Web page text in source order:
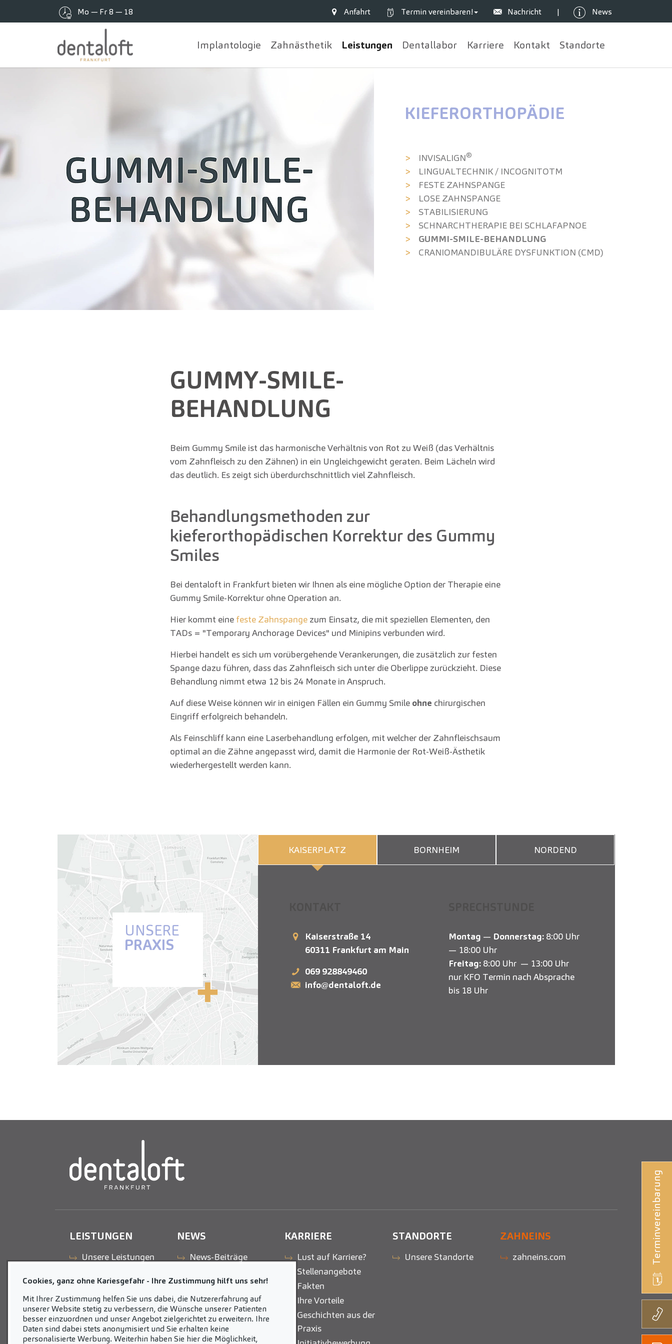
Zum Hauptinhalt springen
Mo — Fr 8 — 18 Anfahrt Terminvereinbaren! Nachricht | News
Implantologie Zahn­ästhetik Leistungen Dentallabor Karriere Kontakt Standorte
KIEFER­ORTHOPÄDIE
INVISALIGN®
LINGUAL­TECHNIK / INCOGNITOTM
FESTE ZAHNSPANGE
LOSE ZAHNSPANGE
STABILISIERUNG
SCHNARCH­THERAPIE BEI SCHLAFAPNOE
GUMMI-SMILE-BEHANDLUNG
CRANIO­MANDIBULÄRE DYSFUNKTION (CMD)
GUMMY-SMILE-
BEHANDLUNG
Beim Gummy Smile ist das harmonische Verhältnis von Rot zu Weiß (das Verhältnis
vom Zahnfleisch zu den Zähnen) in ein Ungleichgewicht geraten. Beim Lächeln wird
das deutlich. Es zeigt sich überdurchschnittlich viel Zahnfleisch.
Behandlungsmethoden zur
kieferorthopädischen Korrektur des Gummy
Smiles
Bei dentaloft in Frankfurt bieten wir Ihnen als eine mögliche Option der Therapie eine
Gummy Smile-Korrektur ohne Operation an.
Hier kommt eine feste Zahnspangezum Einsatz, die mit speziellen Elementen, den
TADs = "Temporary Anchorage Devices" und Minipins verbunden wird.
Hierbei handelt es sich um vorübergehende Verankerungen, die zusätzlich zur festen
Spange dazu führen, dass das Zahnfleisch sich unter die Oberlippe zurückzieht. Diese
Behandlung nimmt etwa 12 bis 24 Monate in Anspruch.
Auf diese Weise können wir in einigen Fällen ein Gummy Smile ohne chirurgischen
Eingriff erfolgreich behandeln.
Als Feinschliff kann eine Laserbehandlung erfolgen, mit welcher der Zahnfleischsaum
optimal an die Zähne angepasst wird, damit die Harmonie der Rot-Weiß-Ästhetik
wiederhergestellt werden kann.
UNSERE
PRAXIS
KAISERPLATZ BORNHEIM NORDEND
Kaiserstraße 14
60311 Frankfurt am Main
069 928849460
info@dentaloft.de
Montag — Donnerstag:8:00 Uhr
— 18:00 Uhr
Freitag: 8:00 Uhr — 13:00 Uhr
nur KFO Termin nach Absprache
bis 18 Uhr
LEISTUNGEN
Unsere Leistungen
NEWS
News-Beiträge
KARRIERE
Lust auf Karriere?
Stellenangebote
Fakten
Ihre Vorteile
Geschichten aus der
Praxis
STANDORTE
Unsere Standorte
ZAHNEINS
zahneins.com Terminvereinbarung
Cookies, ganz ohne Kariesgefahr - Ihre Zustimmung hilft uns sehr!
Mit Ihrer Zustimmung helfen Sie uns dabei, die Nutzererfahrung auf
unserer Website stetig zu verbessern, die Wünsche unserer Patienten
besser einzuordnen und unser Angebot zielgerichtet zu erweitern. Ihre
Daten sind dabei stets anonymisiert und Sie erhalten keine
personalisierte Werbung. Weiterhin haben Sie hier die Möglichkeit,